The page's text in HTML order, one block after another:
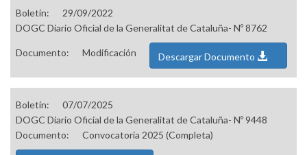
Boletín:
29/09/2022
DOGC Diario Oficial de la Generalitat de Cataluña- Nº 8762
Documento: Modificación Descargar Documento
Boletín:
07/07/2025
DOGC Diario Oficial de la Generalitat de Cataluña- Nº 9448
Documento:
Convocatoria 2025 (Completa)